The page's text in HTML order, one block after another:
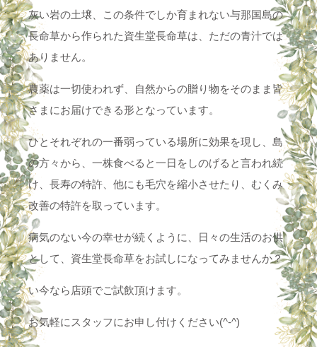
灰い岩の土壌、この条件でしか育まれない与那国島の
長命草から作られた資生堂長命草は、ただの青汁では
ありません。
農薬は一切使われず、自然からの贈り物をそのまま皆
さまにお届けできる形となっています。
ひとそれぞれの一番弱っている場所に効果を現し、島
の方々から、一株食べると一日をしのげると言われ続
け、長寿の特許、他にも毛穴を縮小させたり、むくみ
改善の特許を取っています。
病気のない今の幸せが続くように、日々の生活のお供
として、資生堂長命草をお試しになってみませんか？
い今なら店頭でご試飲頂けます。
お気軽にスタッフにお申し付けください(^-^)